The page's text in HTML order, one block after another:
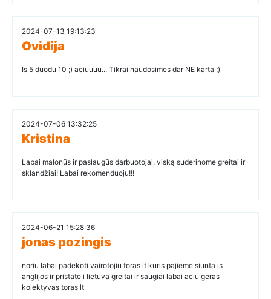
2024-07-13 19:13:23
Ovidija
Is 5 duodu 10 ;) aciuuuu... Tikrai naudosimes dar NE karta ;)
2024-07-06 13:32:25
Kristina
Labai malonūs ir paslaugūs darbuotojai, viską suderinome greitai ir
sklandžiai! Labai rekomenduoju!!!
2024-06-21 15:28:36
jonas pozingis
noriu labai padekoti vairotojiu toras lt kuris pajieme siunta is
anglijos ir pristate i lietuva greitai ir saugiai labai aciu geras
kolektyvas toras lt